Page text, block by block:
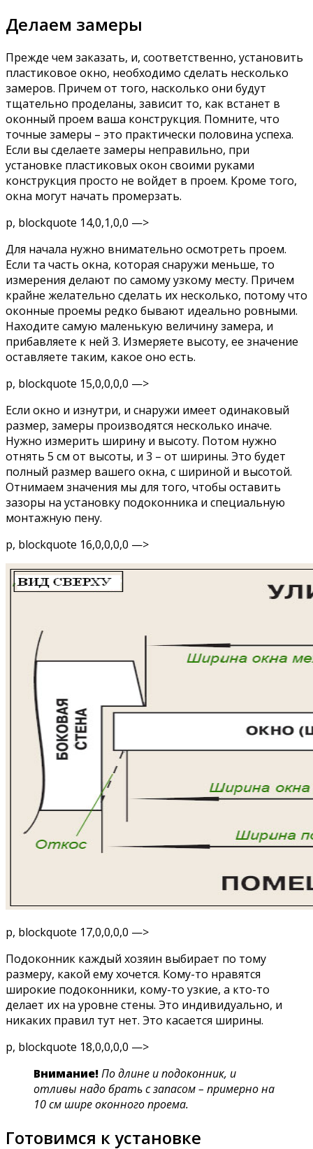
Делаем замеры
Прежде чем заказать, и, соответственно, установить
пластиковое окно, необходимо сделать несколько
замеров. Причем от того, насколько они будут
тщательно проделаны, зависит то, как встанет в
оконный проем ваша конструкция. Помните, что
точные замеры – это практически половина успеха.
Если вы сделаете замеры неправильно, при
установке пластиковых окон своими руками
конструкция просто не войдет в проем. Кроме того,
окна могут начать промерзать.
p, blockquote 14,0,1,0,0 —>
Для начала нужно внимательно осмотреть проем.
Если та часть окна, которая снаружи меньше, то
измерения делают по самому узкому месту. Причем
крайне желательно сделать их несколько, потому что
оконные проемы редко бывают идеально ровными.
Находите самую маленькую величину замера, и
прибавляете к ней 3. Измеряете высоту, ее значение
оставляете таким, какое оно есть.
p, blockquote 15,0,0,0,0 —>
Если окно и изнутри, и снаружи имеет одинаковый
размер, замеры производятся несколько иначе.
Нужно измерить ширину и высоту. Потом нужно
отнять 5 см от высоты, и 3 – от ширины. Это будет
полный размер вашего окна, с шириной и высотой.
Отнимаем значения мы для того, чтобы оставить
зазоры на установку подоконника и специальную
монтажную пену.
p, blockquote 16,0,0,0,0 —>
p, blockquote 17,0,0,0,0 —>
Подоконник каждый хозяин выбирает по тому
размеру, какой ему хочется. Кому-то нравятся
широкие подоконники, кому-то узкие, а кто-то
делает их на уровне стены. Это индивидуально, и
никаких правил тут нет. Это касается ширины.
p, blockquote 18,0,0,0,0 —>
Внимание!По длине и подоконник, и
отливы надо брать с запасом – примерно на
10 см шире оконного проема.
Готовимся к установке